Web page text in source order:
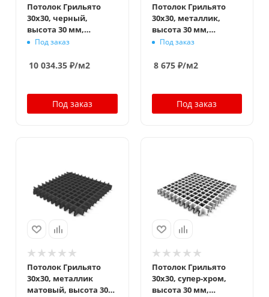
Потолок Грильято
30x30, черный,
высота 30 мм,
ширина 5 мм
Под заказ
10 034.35 ₽/м2
Под заказ
Потолок Грильято
30x30, металлик,
высота 30 мм,
ширина 5 мм
Под заказ
8 675₽/м2
Под заказ
Потолок Грильято
30x30, металлик
матовый, высота 30
Потолок Грильято
30x30, супер-хром,
высота 30 мм,